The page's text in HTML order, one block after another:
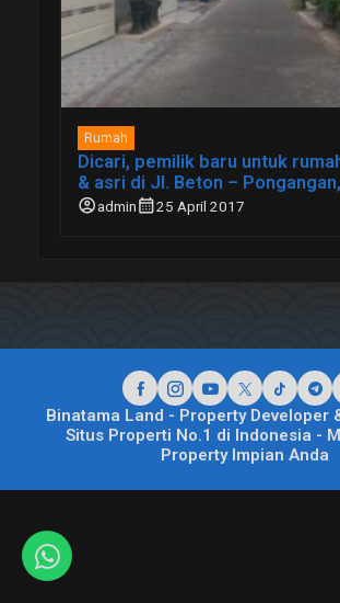
Rumah
Dicari, pemilik baru untuk
& asri di Jl. Beton –
account_circleadmincalendar_month25 April 2017
Binatama Land - Property Developer
Situs Properti No.1 di Indonesia -
Property Impian Anda